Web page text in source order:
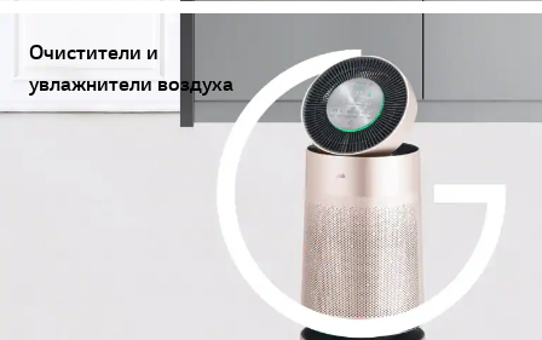
Очистители и
увлажнители воздуха